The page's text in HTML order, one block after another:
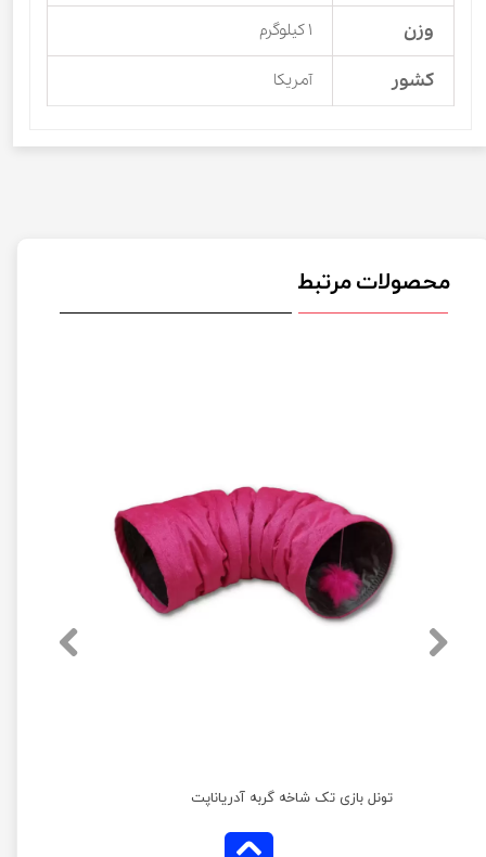
وزن ۱ کیلوگرم
کشور آمریکا
محصولات مرتبط
تونل بازی تک شاخه گربه آدریاناپت